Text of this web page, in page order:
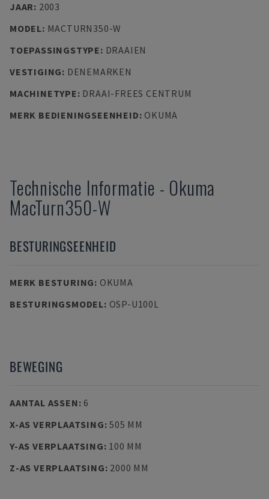
JAAR: 2003
MODEL: MACTURN350-W
TOEPASSINGSTYPE: DRAAIEN
VESTIGING: DENEMARKEN
MACHINETYPE: DRAAI-FREES CENTRUM
MERK BEDIENINGSEENHEID: OKUMA
Technische Informatie - Okuma
MacTurn350-W
BESTURINGSEENHEID
MERK BESTURING: OKUMA
BESTURINGSMODEL: OSP-U100L
BEWEGING
AANTAL ASSEN: 6
X-AS VERPLAATSING:505 MM
Y-AS VERPLAATSING: 100 MM
Z-AS VERPLAATSING: 2000 MM